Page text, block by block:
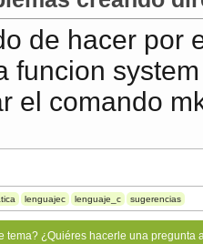
de hacer por
funcion
el comando
lenguajec lenguaje_c sugerencias
tema? ¿Quiéres hacerle una